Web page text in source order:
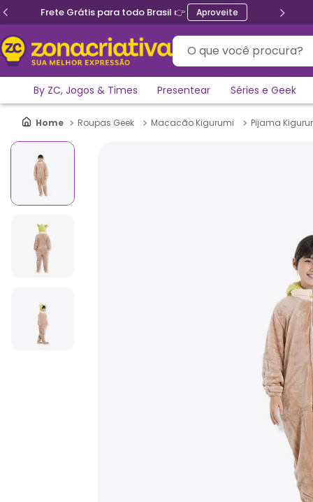
Frete Grátis para todo Brasil 👉 Aproveite
O que você procura?
By ZC, Jogos & Times Presentear Séries e Geek
Roupas Geek Macacão Kigurumi Pijama